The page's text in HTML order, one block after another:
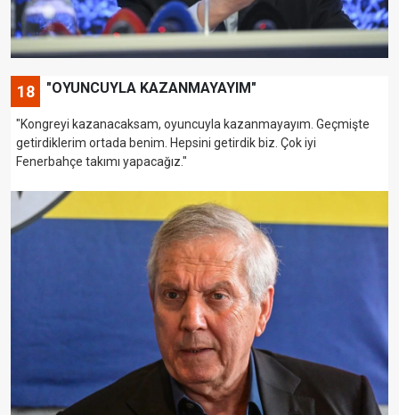
18 "OYUNCUYLA KAZANMAYAYIM"
"Kongreyi kazanacaksam, oyuncuyla kazanmayayım. Geçmişte
getirdiklerim ortada benim. Hepsini getirdik biz. Çok iyi
Fenerbahçe takımı yapacağız."